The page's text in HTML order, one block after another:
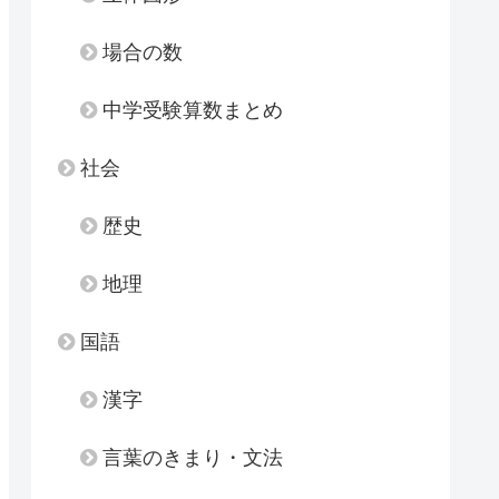
場合の数
中学受験算数まとめ
社会
歴史
地理
国語
漢字
言葉のきまり・文法